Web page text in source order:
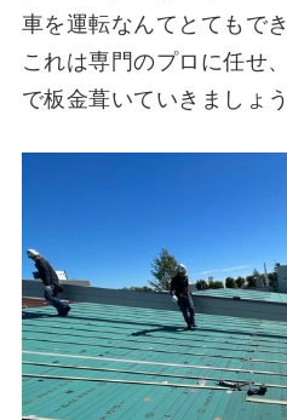
車を運転なんてとてもで
これは専門のプロに任せ
で板金葺いていきましょう